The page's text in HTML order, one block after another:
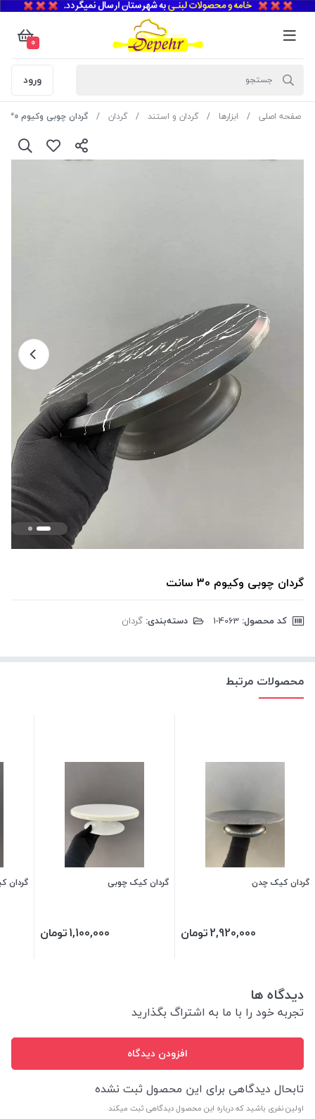
0
ورود
صفحه اصلی ابزارها گردان و استند گردان گردان چوبی وکیوم 30 سانت
گردان چوبی وکیوم 30 سانت
کد محصول: دسته‌بندی: گردان
محصولات مرتبط
گردان کیک چدن
2,920,000تومان
گردان کیک چوبی
1,100,000تومان
گردان کیک
دیدگاه ها
تجربه خود را با ما به اشتراگ بگذارید
افزودن دیدگاه
تابحال دیدگاهی برای این محصول ثبت نشده
اولین نفری باشید که درباره این محصول دیدگاهی ثبت میکند